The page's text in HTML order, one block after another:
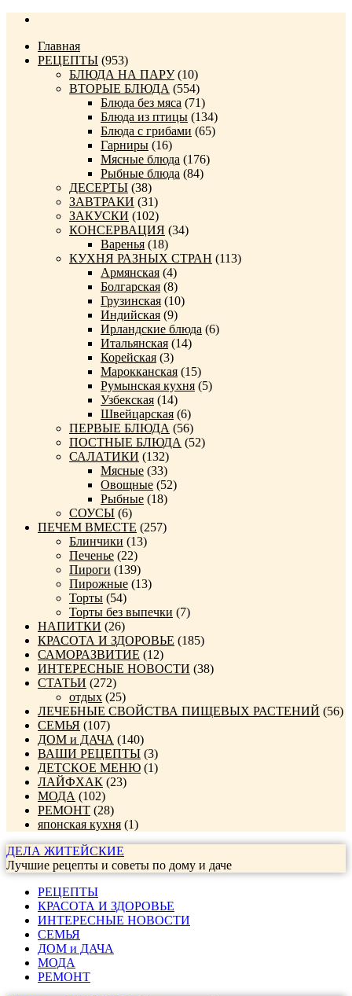
Главная
РЕЦЕПТЫ (953)
БЛЮДА НА ПАРУ(10)
ВТОРЫЕ БЛЮДА (554)
Блюда без мяса (71)
Блюда из птицы (134)
Блюда с грибами (65)
Гарниры (16)
Мясные блюда (176)
Рыбные блюда (84)
ДЕСЕРТЫ (38)
ЗАВТРАКИ (31)
ЗАКУСКИ (102)
КОНСЕРВАЦИЯ (34)
Варенья (18)
КУХНЯ РАЗНЫХ СТРАН (113)
Армянская (4)
Болгарская (8)
Грузинская (10)
Индийская (9)
Ирландские блюда (6)
Итальянская (14)
Корейская (3)
Марокканская (15)
Румынская кухня (5)
Узбекская (14)
Швейцарская (6)
ПЕРВЫЕ БЛЮДА (56)
ПОСТНЫЕ БЛЮДА (52)
САЛАТИКИ (132)
Мясные (33)
Овощные (52)
Рыбные (18)
СОУСЫ (6)
ПЕЧЕМ ВМЕСТЕ (257)
Блинчики (13)
Печенье (22)
Пироги (139)
Пирожные (13)
Торты (54)
Торты без выпечки (7)
НАПИТКИ (26)
КРАСОТА И ЗДОРОВЬЕ (185)
САМОРАЗВИТИЕ (12)
ИНТЕРЕСНЫЕ НОВОСТИ (38)
СТАТЬИ (272)
отдых (25)
ЛЕЧЕБНЫЕ СВОЙСТВА ПИЩЕВЫХ РАСТЕНИЙ (56)
СЕМЬЯ (107)
ДОМ и ДАЧА (140)
ВАШИ РЕЦЕПТЫ (3)
ДЕТСКОЕ МЕНЮ (1)
ЛАЙФХАК (23)
МОДА (102)
РЕМОНТ (28)
японская кухня (1)
ДЕЛА ЖИТЕЙСКИЕ
Лучшие рецепты и советы по дому и даче
РЕЦЕПТЫ
КРАСОТА И ЗДОРОВЬЕ
ИНТЕРЕСНЫЕ НОВОСТИ
СЕМЬЯ
ДОМ и ДАЧА
МОДА
РЕМОНТ